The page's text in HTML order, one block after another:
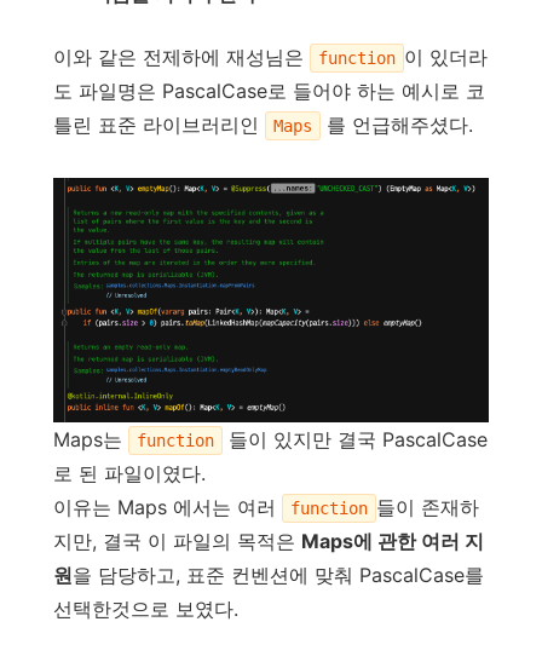
이와 같은 전제하에 재성님은 function 이 있더라
도 파일명은 PascalCase로 들어야 하는 예시로 코
틀린 표준 라이브러리인
Maps 를 언급해주셨다.
Maps는 function
들이 있지만 결국 PascalCase
로 된 파일이였다.
이유는 Maps 에서는 여러
function 들이 존재하
지만, 결국 이 파일의 목적은 Maps에 관한 여러 지
원을 담당하고, 표준 컨벤션에 맞춰 PascalCase를
선택한것으로 보였다.